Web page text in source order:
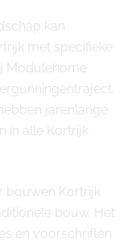
kan
met specifieke
Modulehome
jarenlange
in alle Kortrijk
bouwen Kortrijk
bouw. Het
en voorschriften